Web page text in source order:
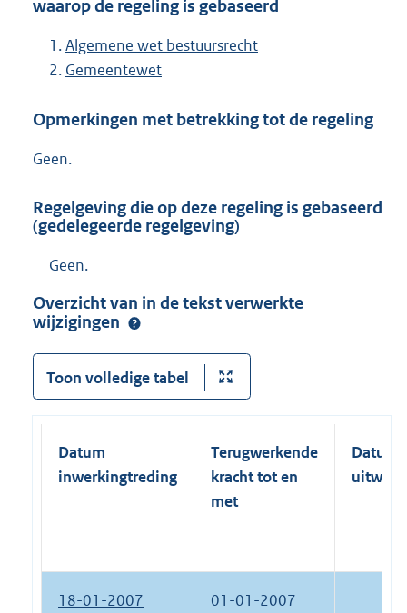
waarop de regeling is gebaseerd
Algemene wet bestuursrecht
Gemeentewet
Opmerkingen met betrekking tot de regeling
Geen.
Regelgeving die op deze regeling is gebaseerd
(gedelegeerde regelgeving)
Geen.
Overzicht van in de tekst verwerkte
wijzigingen
Toon volledige tabel
Datum
inwerkingtreding
Terugwerkende
kracht tot en
met
Datum
18-01-2007 01-01-2007